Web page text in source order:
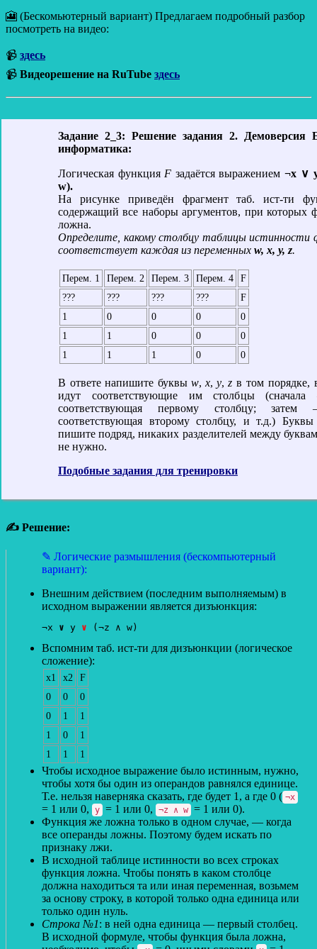
🎦 (Бескомьютерный вариант) Предлагаем подробный разбор
посмотреть на видео:
📹 здесь
📹 Видеорешение на RuTube здесь
Задание 2_3: Решение задания 2. Демоверсия
информатика:
Логическая функция F задаётся выражением ¬x ∨
w).
На рисунке приведён фрагмент таб. ист-ти
содержащий все наборы аргументов, при которых
ложна.
Определите, какому столбцу таблицы истинности
соответствует каждая из переменных w, x, y, z.
Перем. 1 Перем. 2 Перем. 3 Перем. 4
F
???
??? ??? ???
F
1
0 0 0
0
1
1 0 0
0
1
1 1 0 0
В ответе напишите буквы w, x, y, z в том порядке,
идут соответствующие им столбцы (сначала
соответствующая первому столбцу; затем
соответствующая второму столбцу, и т.д.)
пишите подряд, никаких разделителей между
не нужно.
Подобные задания для тренировки
✍ Решение:
✎ Логические размышления (бескомпьютерный
вариант):
Внешним действием (последним выполняемым) в
исходном выражении является дизъюнкция:
¬x ∨ y ∨ (¬z ∧ w)
Вспомним таб. ист-ти для дизъюнкции (логическое
сложение):
x1 x2
F
0
0
0
0
1
1
1
0
1
1
1 1
Чтобы исходное выражение было истинным, нужно,
чтобы хотя бы один из операндов равнялся единице.
Т.е. нельзя наверняка сказать, где будет 1, а где 0 ( ¬x
= 1 или 0, y = 1 или 0, ¬z ∧ w = 1 или 0).
Функция же ложна только в одном случае, — когда
все операнды ложны. Поэтому будем искать по
признаку лжи.
В исходной таблице истинности во всех строках
функция ложна. Чтобы понять в каком столбце
должна находиться та или иная переменная, возьмем
за основу строку, в которой только одна единица или
только один нуль.
Строка №1: в ней одна единица — первый столбец.
В исходной формуле, чтобы функция была ложна,